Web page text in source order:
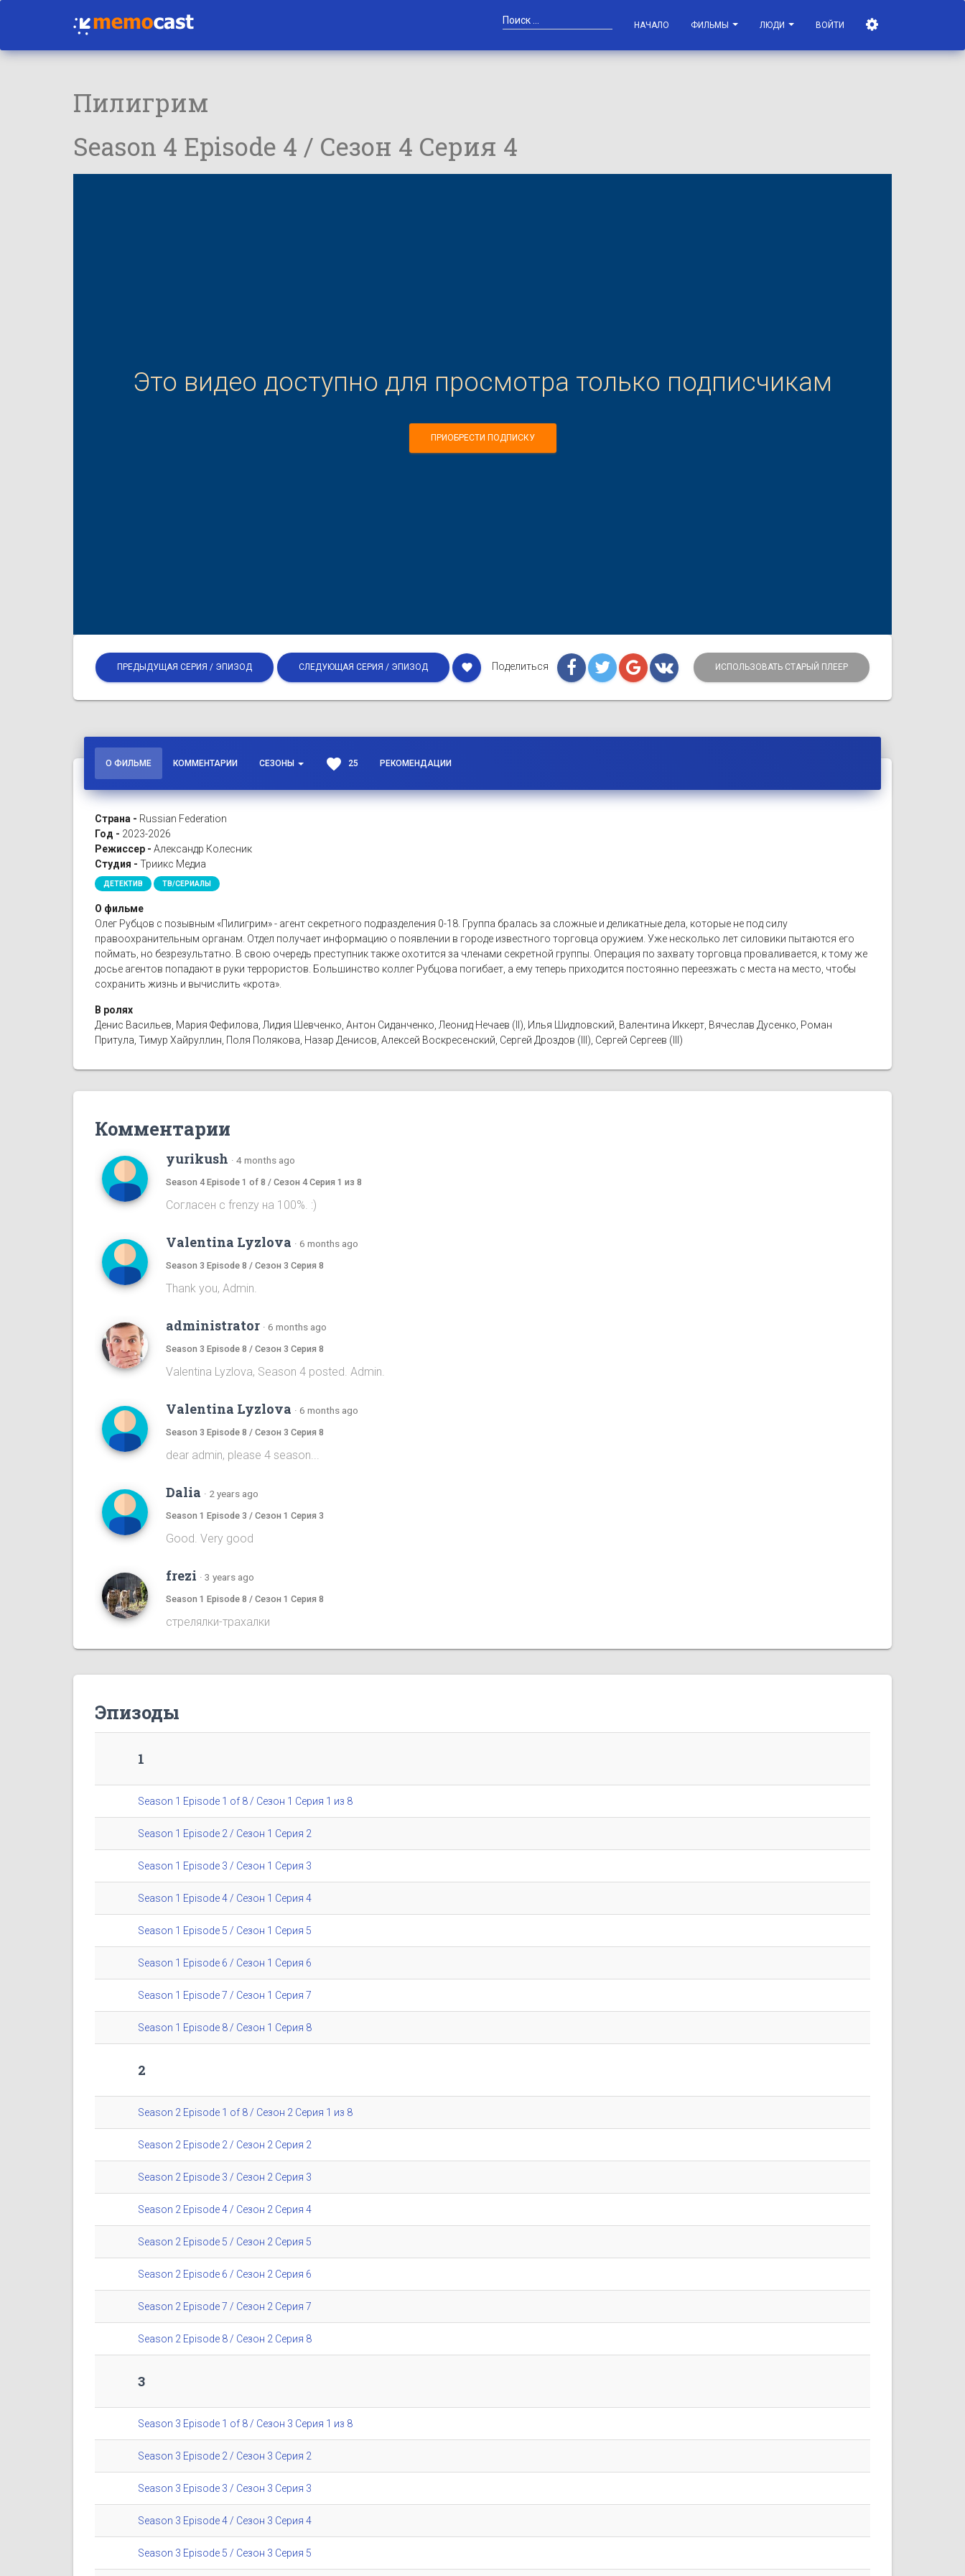
НАЧАЛО ФИЛЬМЫ ЛЮДИ ВОЙТИ
Пилигрим
Season 4 Episode 4 / Сезон 4 Серия 4
Это видео доступно для просмотра только подписчикам
ПРИОБРЕСТИ ПОДПИСКУ
ПРЕДЫДУЩАЯ СЕРИЯ / ЭПИЗОД СЛЕДУЮЩАЯ СЕРИЯ / ЭПИЗОД favorite Поделиться ИСПОЛЬЗОВАТЬ СТАРЫЙ ПЛЕЕР
О ФИЛЬМЕ КОММЕНТАРИИ СЕЗОНЫ favorite 25 РЕКОМЕНДАЦИИ
Страна - Russian Federation
Год - 2023-2026
Режиссер - Александр Колесник
Студия - Триикс Медиа
ДЕТЕКТИВ ТВ/СЕРИАЛЫ
О фильме
Олег Рубцов с позывным «Пилигрим» - агент секретного подразделения 0-18. Группа бралась за сложные и деликатные дела, которые не под силу
правоохранительным органам. Отдел получает информацию о появлении в городе известного торговца оружием. Уже несколько лет силовики пытаются его
поймать, но безрезультатно. В свою очередь преступник также охотится за членами секретной группы. Операция по захвату торговца проваливается, к тому же
досье агентов попадают в руки террористов. Большинство коллег Рубцова погибает, а ему теперь приходится постоянно переезжать с места на место, чтобы
сохранить жизнь и вычислить «крота».
В ролях
Денис Васильев, Мария Фефилова, Лидия Шевченко, Антон Сиданченко, Леонид Нечаев (II), Илья Шидловский, Валентина Иккерт, Вячеслав Дусенко, Роман
Притула, Тимур Хайруллин, Поля Полякова, Назар Денисов, Алексей Воскресенский, Сергей Дроздов (III), Сергей Сергеев (III)
Комментарии
yurikush · 4 months ago
Season 4 Episode 1 of 8 / Сезон 4 Серия 1 из 8
Согласен с frenzy на 100%. :)
Valentina Lyzlova · 6 months ago
Season 3 Episode 8 / Сезон 3 Серия 8
Thank you, Admin.
administrator · 6 months ago
Season 3 Episode 8 / Сезон 3 Серия 8
Valentina Lyzlova, Season 4 posted. Admin.
Valentina Lyzlova · 6 months ago
Season 3 Episode 8 / Сезон 3 Серия 8
dear admin, please 4 season...
Dalia · 2 years ago
Season 1 Episode 3 / Сезон 1 Серия 3
Good. Very good
frezi · 3 years ago
Season 1 Episode 8 / Сезон 1 Серия 8
стрелялки-трахалки
Эпизоды
1
Season 1 Episode 1 of 8 / Сезон 1 Серия 1 из 8
Season 1 Episode 2 / Сезон 1 Серия 2
Season 1 Episode 3 / Сезон 1 Серия 3
Season 1 Episode 4 / Сезон 1 Серия 4
Season 1 Episode 5 / Сезон 1 Серия 5
Season 1 Episode 6 / Сезон 1 Серия 6
Season 1 Episode 7 / Сезон 1 Серия 7
Season 1 Episode 8 / Сезон 1 Серия 8
2
Season 2 Episode 1 of 8 / Сезон 2 Серия 1 из 8
Season 2 Episode 2 / Сезон 2 Серия 2
Season 2 Episode 3 / Сезон 2 Серия 3
Season 2 Episode 4 / Сезон 2 Серия 4
Season 2 Episode 5 / Сезон 2 Серия 5
Season 2 Episode 6 / Сезон 2 Серия 6
Season 2 Episode 7 / Сезон 2 Серия 7
Season 2 Episode 8 / Сезон 2 Серия 8
3
Season 3 Episode 1 of 8 / Сезон 3 Серия 1 из 8
Season 3 Episode 2 / Сезон 3 Серия 2
Season 3 Episode 3 / Сезон 3 Серия 3
Season 3 Episode 4 / Сезон 3 Серия 4
Season 3 Episode 5 / Сезон 3 Серия 5